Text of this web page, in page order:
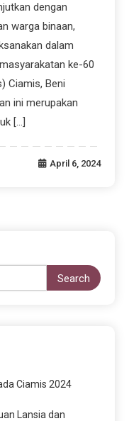
dengan
warga binaan,
dalam
ke-60
Ciamis, Beni
ini merupakan
[…]
April 6, 2024
Search
Ciamis 2024
Lansia dan